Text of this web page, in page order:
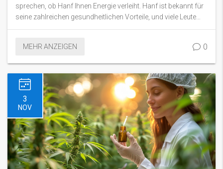
sprechen, ob Hanf Ihnen Energie verleiht. Hanf ist bekannt für
seine zahlreichen gesundheitlichen Vorteile, und viele Leute
fragen sich, ob es auch Ihre Energie steigern kann. Bleiben Sie
versuchen, die tatsächliche Wirkung von Hanf auf unseren
MEHR ANZEIGEN 0
3
NOV